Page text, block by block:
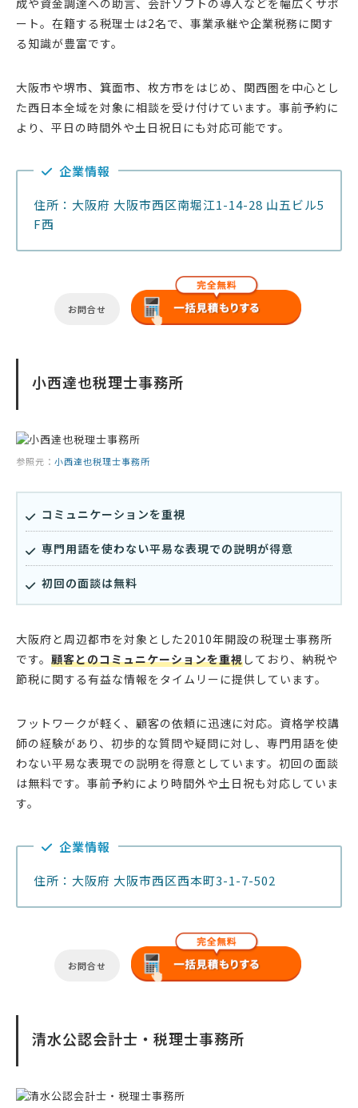
ート。在籍する税理士は2名で、事業承継や企業税務に関す
る知識が豊富です。
大阪市や堺市、箕面市、枚方市をはじめ、関西圏を中心とし
た西日本全域を対象に相談を受け付けています。事前予約に
より、平日の時間外や土日祝日にも対応可能です。
企業情報
住所：大阪府 大阪市西区南堀江1-14-28 山五ビル5
F西
お問合せ
小西達也税理士事務所
参照元： 小西達也税理士事務所
コミュニケーションを重視
専門用語を使わない平易な表現での説明が得意
初回の面談は無料
大阪府と周辺都市を対象とした2010年開設の税理士事務所
です。 顧客とのコミュニケーションを重視しており、納税や
節税に関する有益な情報をタイムリーに提供しています。
フットワークが軽く、顧客の依頼に迅速に対応。資格学校講
師の経験があり、初歩的な質問や疑問に対し、専門用語を使
わない平易な表現での説明を得意としています。初回の面談
は無料です。事前予約により時間外や土日祝も対応していま
す。
企業情報
住所：大阪府 大阪市西区西本町3-1-7-502
お問合せ
清水公認会計士・税理士事務所